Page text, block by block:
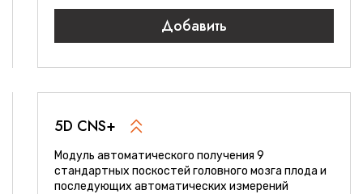
Добавить
5D CNS+
Модуль автоматического получения 9
стандартных поскостей головного мозга плода и
последующих автоматических измерений